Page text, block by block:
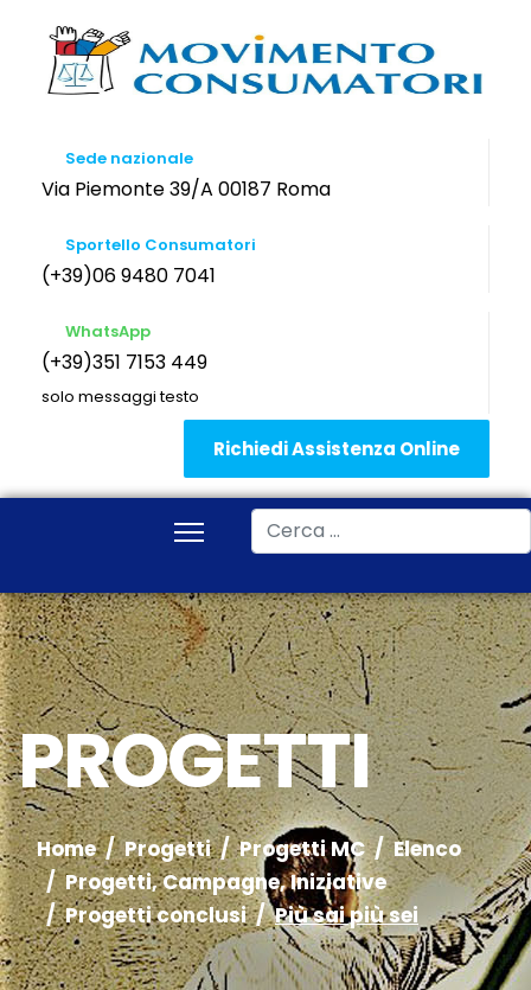
Sede nazionale
Via Piemonte 39/A 00187 Roma
Sportello Consumatori
(+39)06 9480 7041
WhatsApp
(+39)351 7153 449
solo messaggi testo
Richiedi Assistenza Online
Cerca
PROGETTI
Home Progetti Progetti MC
Elenco
Progetti, Campagne, Iniziative
Progetti conclusi
Più sai più sei